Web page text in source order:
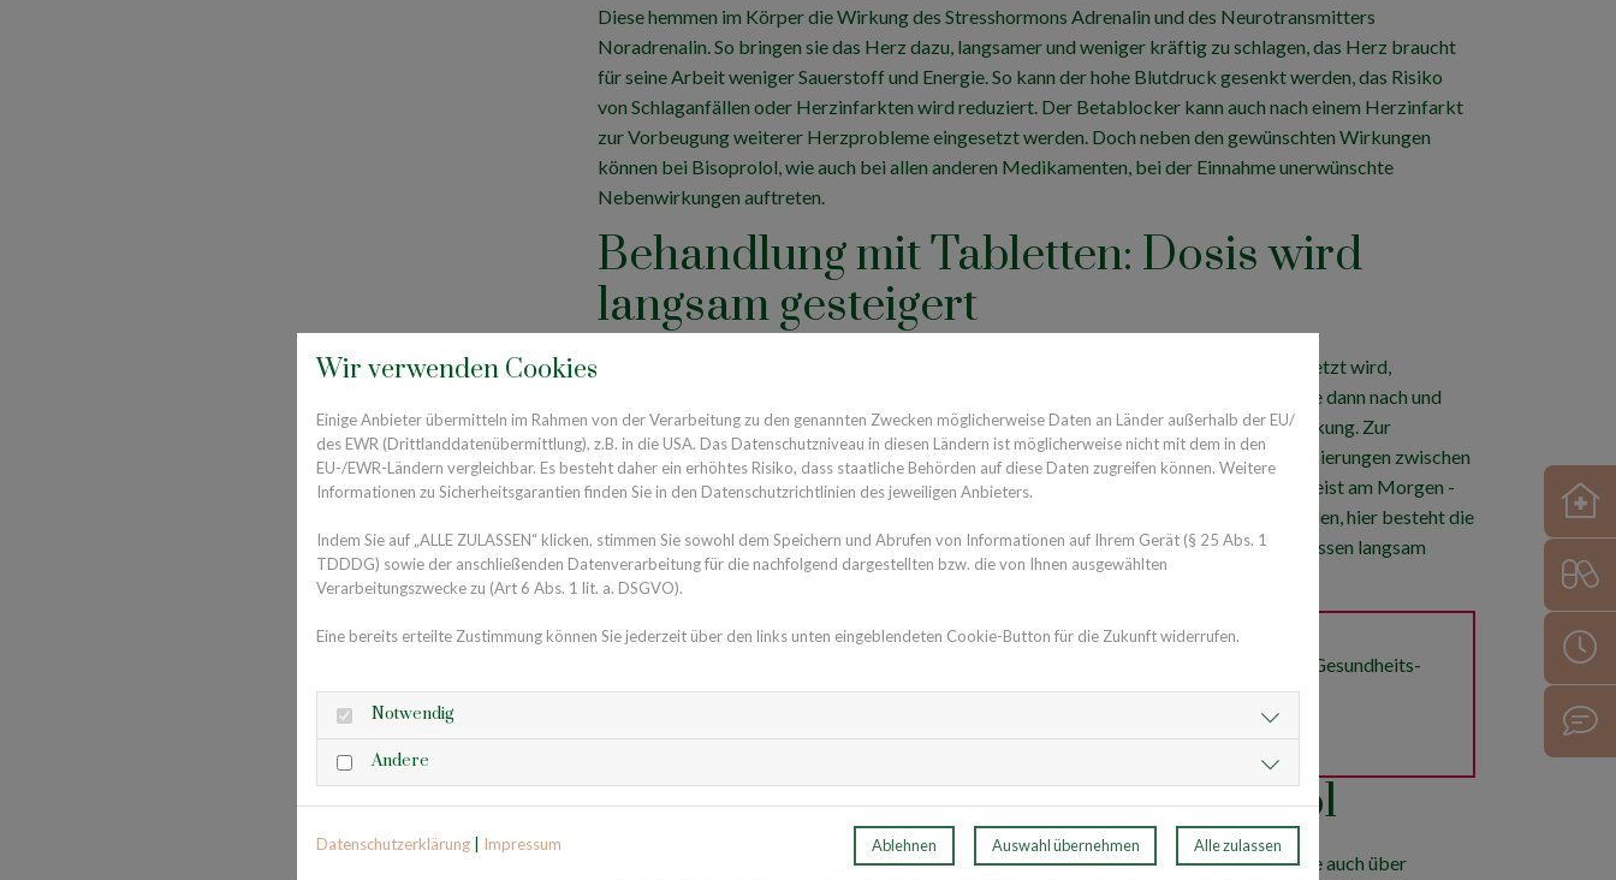
Diese hemmen im Körper die Wirkung des Stresshormons Adrenalin und des Neurotransmitters
Noradrenalin. So bringen sie das Herz dazu, langsamer und weniger kräftig zu schlagen, das Herz braucht
für seine Arbeit weniger Sauerstoff und Energie. So kann der hohe Blutdruck gesenkt werden, das Risiko
von Schlaganfällen oder Herzinfarkten wird reduziert. Der Betablocker kann auch nach einem Herzinfarkt
zur Vorbeugung weiterer Herzprobleme eingesetzt werden. Doch neben den gewünschten Wirkungen
können bei Bisoprolol, wie auch bei allen anderen Medikamenten, bei der Einnahme unerwünschte
Nebenwirkungen auftreten.
Behandlung mit Tabletten: Dosis wird
langsam gesteigert
Wie genau Bisoprolol bei Problemen mit dem Herzen oder dem hohen Blutdruck eingesetzt wird,
entscheidet eine Ärztin oder ein Arzt. Zunächst wird eine niedrige Dosis verschrieben, die dann nach und
nach zur Zieldosis hin erhöht wird. Diese unterscheidet sich nach der Schwere der Erkrankung. Zur
Behandlung wird Bisoprolol in Tablettenform eingenommen, die Tabletten gibt es in Dosierungen zwischen
1,25 und 10 Milligramm des Wirkstoffes. Wichtig ist, dass die Tabletten regelmäßig - meist am Morgen -
und über längere Zeit eingenommen werden. Bisoprolol sollte nie abrupt abgesetzt werden, hier besteht die
Gefahr von Blutdruckspitzen, die gefährlich sein können. Das Medikament sollte stattdessen langsam
ausgeschlichen werden.
Sie haben Fragen zu Bisoprolol oder Medikamenten/Wirkstoffen im Allgemeinen? Gesundheits-
Experten und -Expertinnen aus Ihrer Region beraten Sie gerne.Hier gelangen Sie zur
Die Nebenwirkungen von Bisoprolol
Wer den Betablocker gegen hohen Blutdruck und bei Herzbeschwerden einnimmt, sollte auch über
Wir verwenden Cookies
Einige Anbieter übermitteln im Rahmen von der Verarbeitung zu den genannten Zwecken möglicherweise Daten an Länder außerhalb der EU/
des EWR (Drittlanddatenübermittlung), z.B. in die USA. Das Datenschutzniveau in diesen Ländern ist möglicherweise nicht mit dem in den
EU-/EWR-Ländern vergleichbar. Es besteht daher ein erhöhtes Risiko, dass staatliche Behörden auf diese Daten zugreifen können. Weitere
Informationen zu Sicherheitsgarantien finden Sie in den Datenschutzrichtlinien des jeweiligen Anbieters.
Indem Sie auf „ALLE ZULASSEN“ klicken, stimmen Sie sowohl dem Speichern und Abrufen von Informationen auf Ihrem Gerät (§ 25 Abs. 1
TDDDG) sowie der anschließenden Datenverarbeitung für die nachfolgend dargestellten bzw. die von Ihnen ausgewählten
Verarbeitungszwecke zu (Art 6 Abs. 1 lit. a. DSGVO).
Eine bereits erteilte Zustimmung können Sie jederzeit über den links unten eingeblendeten Cookie-Button für die Zukunft widerrufen.
Notwendig
Andere
Datenschutzerklärung Impressum Ablehnen Auswahl übernehmen Alle zulassen